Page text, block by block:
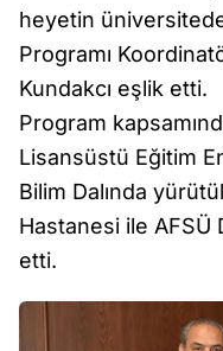
heyetin
Programı
Kundakcı eşlik etti.
Program
Lisansüstü Eğitim
Bilim Dalında
Hastanesi ile
etti.